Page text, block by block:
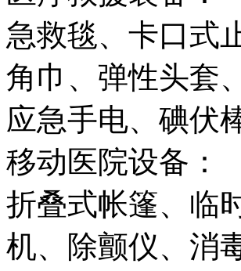
急救毯、卡口式
角巾、弹性头套
应急手电、碘伏
移动医院设备：
折叠式帐篷、临
机、除颤仪、消